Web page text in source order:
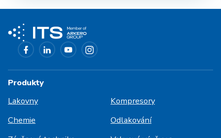
Produkty
Lakovny
Kompresory
Chemie
Odlakování